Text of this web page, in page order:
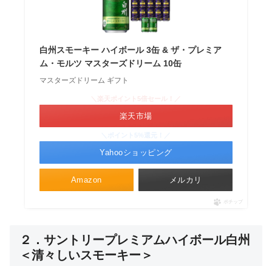
白州スモーキー ハイボール 3缶 & ザ・プレミア
ム・モルツ マスターズドリーム 10缶
マスターズドリーム ギフト
Amazon
楽天市場
Yahooショッピング
メルカリ
ポチップ
２．サントリープレミアムハイボール白州
＜清々しいスモーキー＞